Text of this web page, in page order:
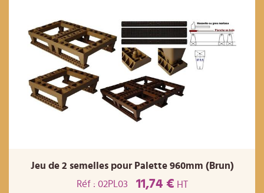
Jeu de 2 semelles pour Palette 960mm (Brun)
Réf : 02PL03
11,74 € HT